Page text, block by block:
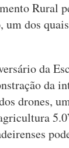
Rural
um dos
da
da
drones,